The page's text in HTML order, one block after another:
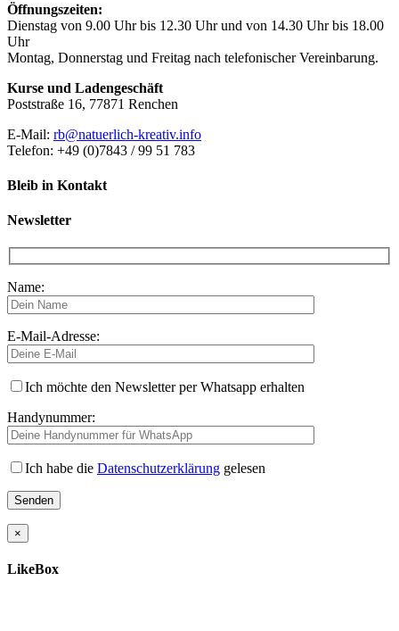
Öffnungszeiten:
Dienstag von 9.00 Uhr bis 12.30 Uhr und von 14.30 Uhr bis 18.00
Uhr
Montag, Donnerstag und Freitag nach telefonischer Vereinbarung.
Kurse und Ladengeschäft
Poststraße 16, 77871 Renchen
E-Mail: rb@natuerlich-kreativ.info
Telefon: +49 (0)7843 / 99 51 783
Bleib in Kontakt
Newsletter
Name:
E-Mail-Adresse:
Ich möchte den Newsletter per Whatsapp erhalten
Handynummer:
Ich habe die Datenschutzerklärung gelesen
×
LikeBox